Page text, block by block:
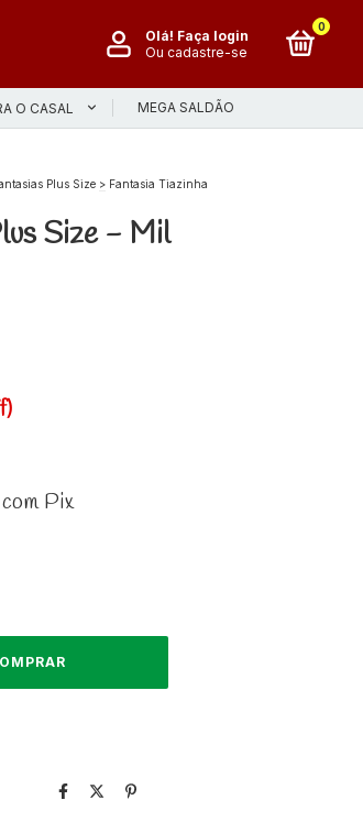
Olá! Faça login
Ou cadastre-se
0
O CASAL MEGA SALDÃO
Plus Size > Fantasia Tiazinha
Size - Mil
Pix